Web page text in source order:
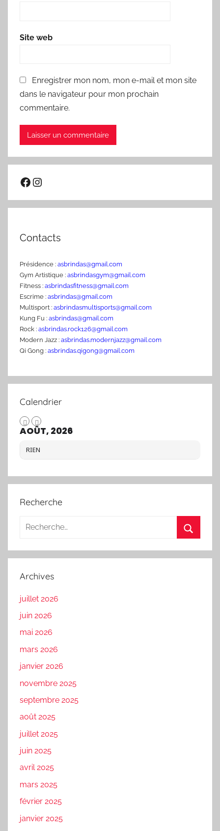
Site web
Enregistrer mon nom, mon e-mail et mon site
dans le navigateur pour mon prochain
commentaire.
Facebook
Instagram
Contacts
Présidence : asbrindas@gmail.com
Gym Artistique : asbrindasgym@gmail.com
Fitness : asbrindasfitness@gmail.com
Escrime : asbrindas@gmail.com
Multisport : asbrindasmultisports@gmail.com
Kung Fu : asbrindas@gmail.com
Rock : asbrindas.rock126@gmail.com
Modern Jazz : asbrindas.modernjazz@gmail.com
Qi Gong : asbrindas.qigong@gmail.com
Calendrier
AOÛT, 2026
RIEN
Recherche
Recherche
:
Archives
juillet 2026
juin 2026
mai 2026
mars 2026
janvier 2026
novembre 2025
septembre 2025
août 2025
juillet 2025
juin 2025
avril 2025
mars 2025
février 2025
janvier 2025